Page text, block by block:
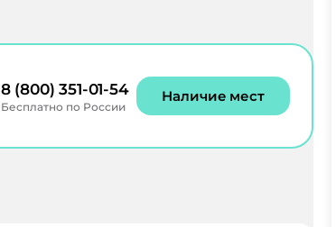
8 (800) 351-01-54
Бесплатно по России
Наличие мест